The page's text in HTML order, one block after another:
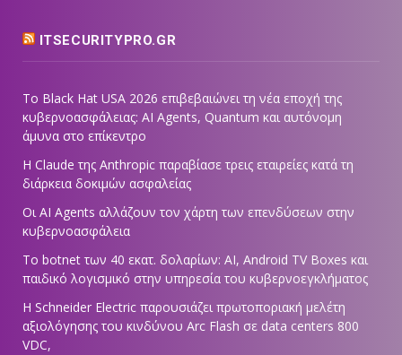
ITSECURITYPRO.GR
Το Black Hat USA 2026 επιβεβαιώνει τη νέα εποχή της
κυβερνοασφάλειας: AI Agents, Quantum και αυτόνομη
άμυνα στο επίκεντρο
Η Claude της Anthropic παραβίασε τρεις εταιρείες κατά τη
διάρκεια δοκιμών ασφαλείας
Οι AI Agents αλλάζουν τον χάρτη των επενδύσεων στην
κυβερνοασφάλεια
Το botnet των 40 εκατ. δολαρίων: AI, Android TV Boxes και
παιδικό λογισμικό στην υπηρεσία του κυβερνοεγκλήματος
Η Schneider Electric παρουσιάζει πρωτοποριακή μελέτη
αξιολόγησης του κινδύνου Arc Flash σε data centers 800
VDC,